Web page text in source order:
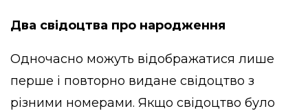
Два свідоцтва про народження
Одночасно можуть відображатися лише
перше і повторно видане свідоцтво з
різними номерами. Якщо свідоцтво було